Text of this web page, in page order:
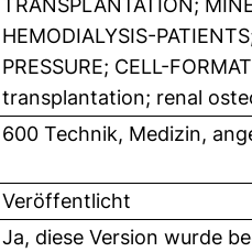
TRANSPLANTATION;
HEMODIALYSIS-
PRESSURE; CELL-
transplantation; renal
600 Technik, Medizin,
Veröffentlicht
Ja, diese Version wurde